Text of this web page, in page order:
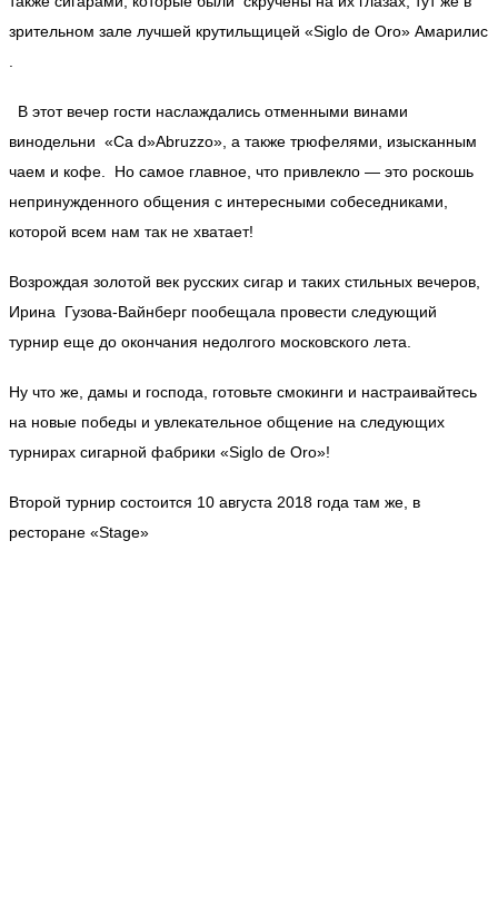
зрительном зале лучшей крутильщицей «Siglo de Oro» Амарилис
В этот вечер гости наслаждались отменными винами
винодельни «Ca d»Abruzzo», а также трюфелями, изысканным
чаем и кофе. Но самое главное, что привлекло — это роскошь
непринужденного общения с интересными собеседниками,
которой всем нам так не хватает!
Возрождая золотой век русских сигар и таких стильных вечеров,
Ирина Гузова-Вайнберг пообещала провести следующий
турнир еще до окончания недолгого московского лета.
Ну что же, дамы и господа, готовьте смокинги и настраивайтесь
на новые победы и увлекательное общение на следующих
турнирах сигарной фабрики «Siglo de Oro»!
Второй турнир состоится 10 августа 2018 года там же, в
ресторане «Stage»